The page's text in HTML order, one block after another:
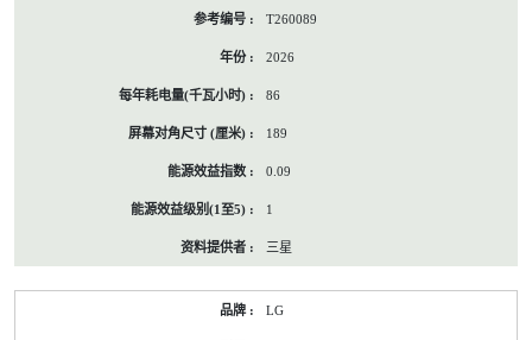
T260089
2026
86
189
0.09
1
三星
LG